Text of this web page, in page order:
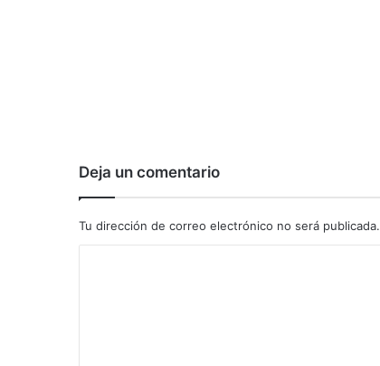
Deja un comentario
Tu dirección de correo electrónico no será publicada.